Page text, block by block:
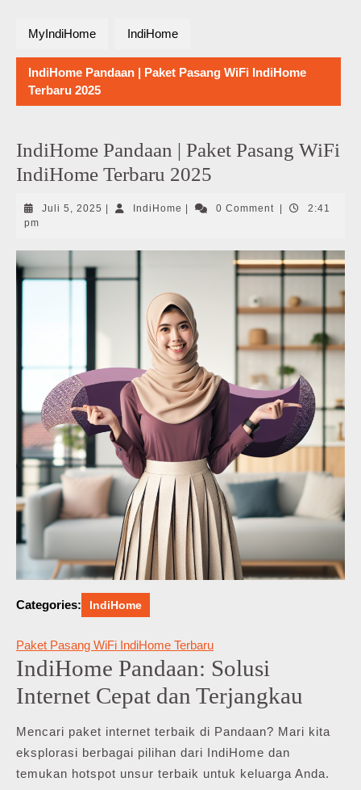
MyIndiHome IndiHome
IndiHome Pandaan | Paket Pasang WiFi IndiHome
Terbaru 2025
IndiHome Pandaan | Paket Pasang WiFi
IndiHome Terbaru 2025
Juli 5, 2025 Juli
IndiHome IndiHome0 Comment
2:41
pm
Categories: IndiHome
Paket Pasang WiFi IndiHome Terbaru
IndiHome Pandaan: Solusi
Internet Cepat dan Terjangkau
Mencari paket internet terbaik di Pandaan? Mari kita
eksplorasi berbagai pilihan dari IndiHome dan
temukan hotspot unsur terbaik untuk keluarga Anda.